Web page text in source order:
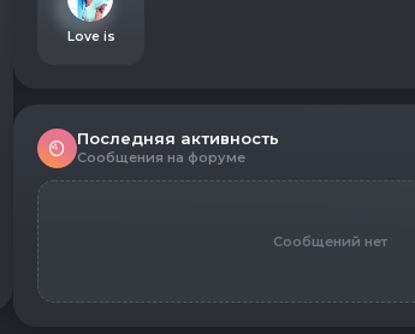
Love is
Последняя активность
Сообщения на форуме
Сообщений нет